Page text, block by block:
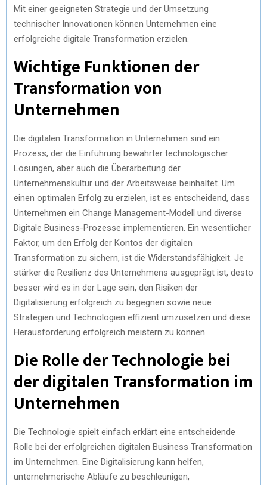
Mit einer geeigneten Strategie und der Umsetzung
technischer Innovationen können Unternehmen eine
erfolgreiche digitale Transformation erzielen.
Wichtige Funktionen der
Transformation von
Unternehmen
Die digitalen Transformation in Unternehmen sind ein
Prozess, der die Einführung bewährter technologischer
Lösungen, aber auch die Überarbeitung der
Unternehmenskultur und der Arbeitsweise beinhaltet. Um
einen optimalen Erfolg zu erzielen, ist es entscheidend, dass
Unternehmen ein Change Management-Modell und diverse
Digitale Business-Prozesse implementieren. Ein wesentlicher
Faktor, um den Erfolg der Kontos der digitalen
Transformation zu sichern, ist die Widerstandsfähigkeit. Je
stärker die Resilienz des Unternehmens ausgeprägt ist, desto
besser wird es in der Lage sein, den Risiken der
Digitalisierung erfolgreich zu begegnen sowie neue
Strategien und Technologien effizient umzusetzen und diese
Herausforderung erfolgreich meistern zu können.
Die Rolle der Technologie bei
der digitalen Transformation im
Unternehmen
Die Technologie spielt einfach erklärt eine entscheidende
Rolle bei der erfolgreichen digitalen Business Transformation
im Unternehmen. Eine Digitalisierung kann helfen,
unternehmerische Abläufe zu beschleunigen,